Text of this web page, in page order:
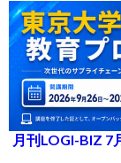
月刊LOGI-BIZ 7